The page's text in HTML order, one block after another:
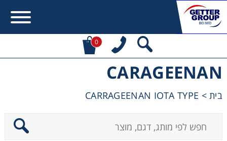
0
CARAGEENAN
בית>
CARRAGEENAN IOTA TYPE
Contact form not found.
Centrifuges